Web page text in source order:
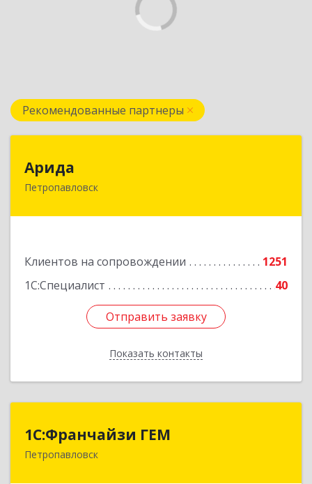
Рекомендованные партнеры
Арида
Петропавловск
Клиентов на сопровождении
1251
1С:Специалист
40
Отправить заявку
Показать контакты
150013, Казахстан, СКО, г.Петропавловск,
Отправить заявку
Назад
1С:Франчайзи ГЕМ
Петропавловск